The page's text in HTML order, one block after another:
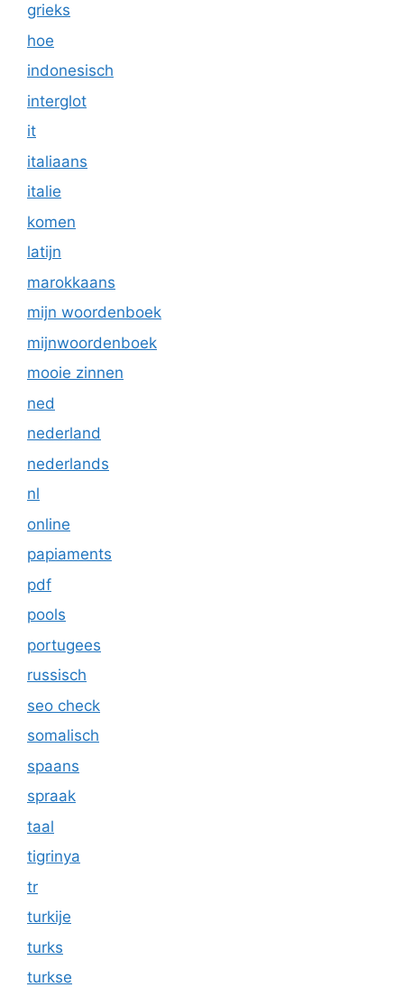
grieks
hoe
indonesisch
interglot
it
italiaans
italie
komen
latijn
marokkaans
mijn woordenboek
mijnwoordenboek
mooie zinnen
ned
nederland
nederlands
nl
online
papiaments
pdf
pools
portugees
russisch
seo check
somalisch
spaans
spraak
taal
tigrinya
tr
turkije
turks
turkse